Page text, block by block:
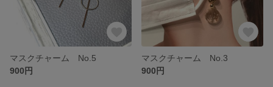
マスクチャーム No.5
900円
マスクチャーム No.3
900円